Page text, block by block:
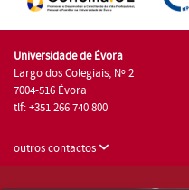
Universidade de Évora
Largo dos Colegiais, Nº 2
7004-516 Évora
tlf: +351 266 740 800
outros contactos